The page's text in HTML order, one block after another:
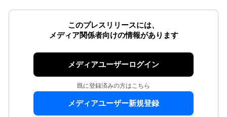
このプレスリリースには、
メディア関係者向けの情報があります
メディアユーザーログイン
既に登録済みの方はこちら
メディアユーザー新規登録